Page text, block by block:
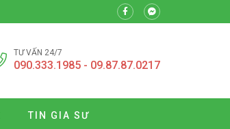
TƯ VẤN 24/7
090.333.1985 - 09.87.87.0217
TIN GIA SƯ